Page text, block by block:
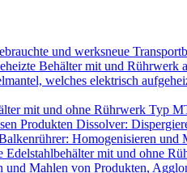
und werksneue
Behälter mit und Rührwerk
welches elektrisch
mit und ohne Rührwerk Typ
Produkten Dissolver:
Homogenisieren
Edelstahlbehälter mit und ohne
Mahlen von Produkten,